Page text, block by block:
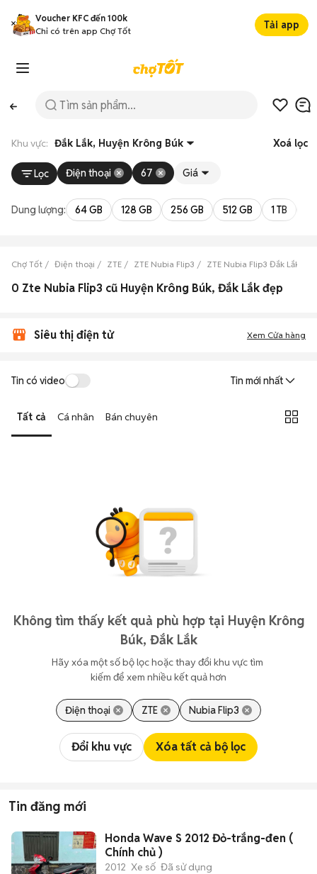
Voucher KFC đến 100k
Chỉ có trên app Chợ Tốt
Tải app
Khu vực: Đắk Lắk, Huyện Krông Búk Xoá lọc
Lọc Điện thoại 67 Giá
Dung lượng: 64 GB 128 GB 256 GB 512 GB 1 TB
Chợ Tốt Điện thoại ZTE ZTE Nubia Flip3 ZTE Nubia Flip3 Đắk Lắk
0 Zte Nubia Flip3 cũ Huyện Krông Búk, Đắk Lắk đẹp
Siêu thị điện tử Xem Cửa hàng
Tin có video Tin mới nhất
Tất cả Cá nhân Bán chuyên
Không tìm thấy kết quả phù hợp tại Huyện Krông
Búk, Đắk Lắk
Hãy xóa một số bộ lọc hoặc thay đổi khu vực tìm
kiếm để xem nhiều kết quả hơn
Điện thoại ZTE Nubia Flip3
Đổi khu vực Xóa tất cả bộ lọc
Tin đăng mới
Honda Wave S 2012 Đỏ-trắng-đen (
Chính chủ )
2012 Xe số Đã sử dụng